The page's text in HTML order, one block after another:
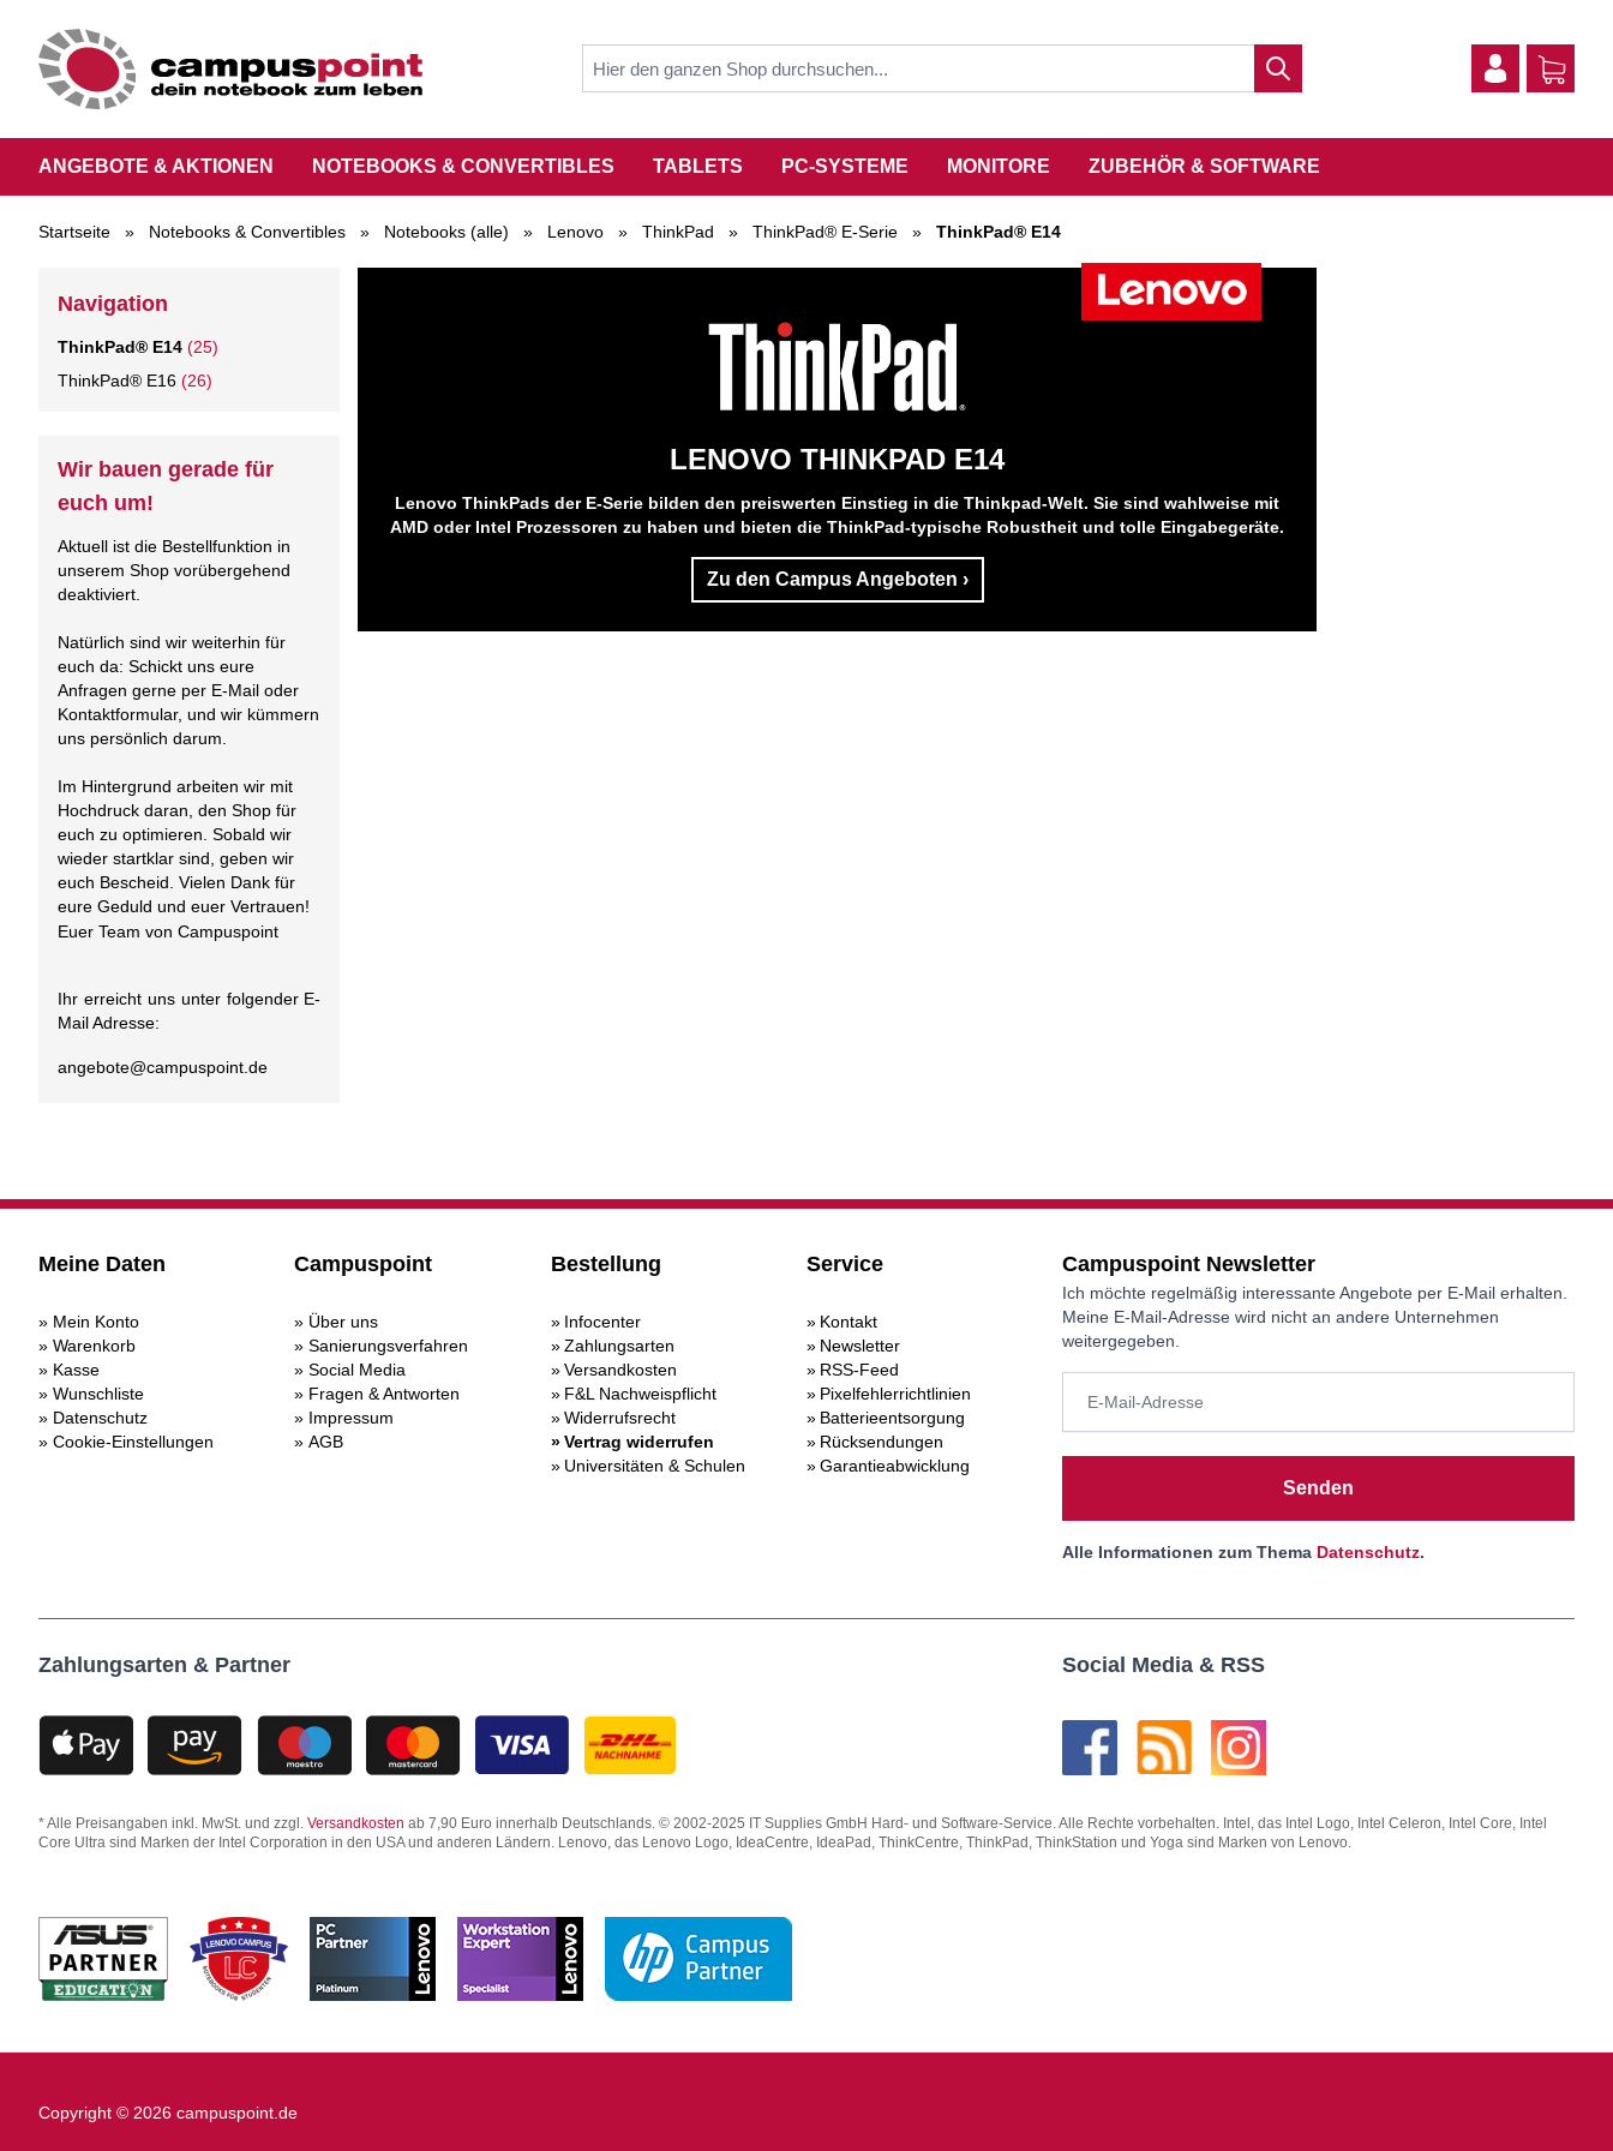
ANGEBOTE & AKTIONEN NOTEBOOKS & CONVERTIBLES TABLETS PC-SYSTEME MONITORE ZUBEHÖR & SOFTWARE
Startseite » Notebooks & Convertibles » Notebooks (alle) » Lenovo » ThinkPad » ThinkPad® E-Serie » ThinkPad® E14
Navigation
ThinkPad® E14 (25)
ThinkPad® E16 (26)
Wir bauen gerade für
euch um!
Aktuell ist die Bestellfunktion in
unserem Shop vorübergehend
deaktiviert.
Natürlich sind wir weiterhin für
euch da: Schickt uns eure
Anfragen gerne per E-Mail oder
Kontaktformular, und wir kümmern
uns persönlich darum.
Im Hintergrund arbeiten wir mit
Hochdruck daran, den Shop für
euch zu optimieren. Sobald wir
wieder startklar sind, geben wir
euch Bescheid. Vielen Dank für
eure Geduld und euer Vertrauen!
Euer Team von Campuspoint
Ihr erreicht uns unter folgender E-
Mail Adresse:
angebote@campuspoint.de
LENOVO THINKPAD E14
Lenovo ThinkPads der E-Serie bilden den preiswerten Einstieg in die Thinkpad-Welt. Sie sind wahlweise mit
AMD oder Intel Prozessoren zu haben und bieten die ThinkPad-typische Robustheit und tolle Eingabegeräte.
Zu den Campus Angeboten ›
Meine Daten
Mein Konto
Warenkorb
Kasse
Wunschliste
Datenschutz
Cookie-Einstellungen
Campuspoint
Über uns
Sanierungsverfahren
Social Media
Fragen & Antworten
Impressum
AGB
Bestellung
Infocenter
Zahlungsarten
Versandkosten
F&L Nachweispflicht
Widerrufsrecht
Vertrag widerrufen
Universitäten & Schulen
Service
Kontakt
Newsletter
RSS-Feed
Pixelfehlerrichtlinien
Batterieentsorgung
Rücksendungen
Garantieabwicklung
Campuspoint Newsletter
Ich möchte regelmäßig interessante Angebote per E-Mail erhalten.
Meine E-Mail-Adresse wird nicht an andere Unternehmen
weitergegeben.
Senden
Alle Informationen zum Thema Datenschutz.
Zahlungsarten & Partner Social Media & RSS
* Alle Preisangaben inkl. MwSt. und zzgl. Versandkosten ab 7,90 Euro innerhalb Deutschlands. © 2002-2025 IT Supplies GmbH Hard- und Software-Service. Alle Rechte vorbehalten. Intel, das Intel Logo, Intel Celeron, Intel Core, Intel
Core Ultra sind Marken der Intel Corporation in den USA und anderen Ländern. Lenovo, das Lenovo Logo, IdeaCentre, IdeaPad, ThinkCentre, ThinkPad, ThinkStation und Yoga sind Marken von Lenovo.
Copyright © 2026 campuspoint.de